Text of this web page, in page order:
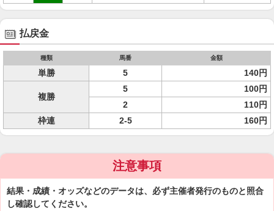
払戻金
種類 馬番 金額
単勝 5 140円
複勝
5
100円
2
110円
枠連
2-5 160円
注意事項
結果・成績・オッズなどのデータは、必ず主催者発行のものと照合
し確認してください。